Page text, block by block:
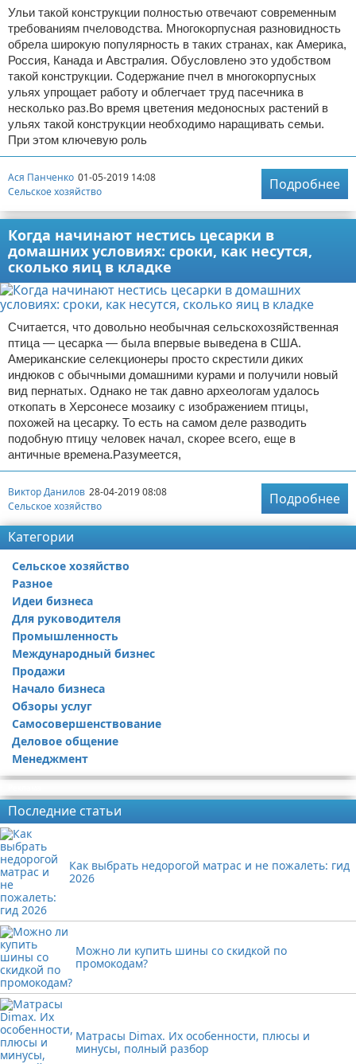
Ульи такой конструкции полностью отвечают современным
требованиям пчеловодства. Многокорпусная разновидность
обрела широкую популярность в таких странах, как Америка,
Россия, Канада и Австралия. Обусловлено это удобством
такой конструкции. Содержание пчел в многокорпусных
ульях упрощает работу и облегчает труд пасечника в
несколько раз.Во время цветения медоносных растений в
ульях такой конструкции необходимо наращивать семьи.
При этом ключевую роль
Ася Панченко 01-05-2019 14:08
Сельское хозяйство
Подробнее
Когда начинают нестись цесарки в
домашних условиях: сроки, как несутся,
сколько яиц в кладке
Считается, что довольно необычная сельскохозяйственная
птица — цесарка — была впервые выведена в США.
Американские селекционеры просто скрестили диких
индюков с обычными домашними курами и получили новый
вид пернатых. Однако не так давно археологам удалось
откопать в Херсонесе мозаику с изображением птицы,
похожей на цесарку. То есть на самом деле разводить
подобную птицу человек начал, скорее всего, еще в
античные времена.Разумеется,
Виктор Данилов 28-04-2019 08:08
Сельское хозяйство
Подробнее
Категории
Сельское хозяйство
Разное
Идеи бизнеса
Для руководителя
Промышленность
Международный бизнес
Продажи
Начало бизнеса
Обзоры услуг
Самосовершенствование
Деловое общение
Менеджмент
Последние статьи
Как выбрать недорогой матрас и не пожалеть: гид
2026
Можно ли купить шины со скидкой по
промокодам?
Матрасы Dimax. Их особенности, плюсы и
минусы, полный разбор